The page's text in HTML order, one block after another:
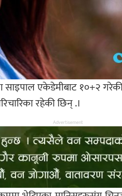
साइपाल एकेडेमीबाट १०+२
रहेकी छिन् .।
Advertisement